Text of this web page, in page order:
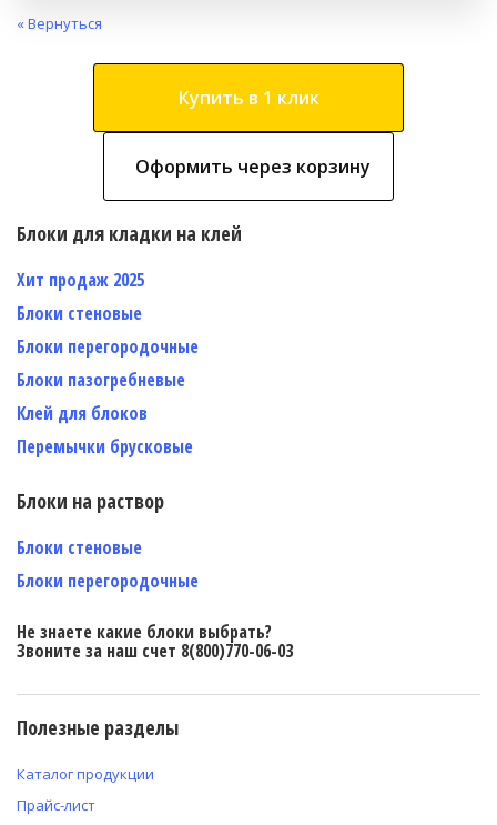
« Вернуться
Купить в 1 клик
Оформить через корзину
Блоки для кладки на клей
Хит продаж 2025
Блоки стеновые
Блоки перегородочные
Блоки пазогребневые
Клей для блоков
Перемычки брусковые
Блоки на раствор
Блоки стеновые
Блоки перегородочные
Не знаете какие блоки выбрать?
Звоните за наш счет 8(800)770-06-03
Полезные разделы
Каталог продукции
Прайс-лист